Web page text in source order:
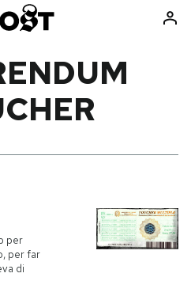
Libri
Ok Boomer!
per
per far
di